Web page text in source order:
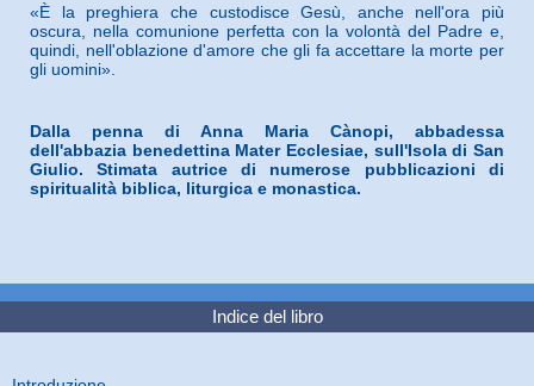
«È la preghiera che custodisce Gesù, anche nell'ora più
oscura, nella comunione perfetta con la volontà del Padre e,
quindi, nell'oblazione d'amore che gli fa accettare la morte per
gli uomini».
Dalla penna di Anna Maria Cànopi, abbadessa
dell'abbazia benedettina Mater Ecclesiae, sull'Isola di San
Giulio. Stimata autrice di numerose pubblicazioni di
spiritualità biblica, liturgica e monastica.
Indice del libro